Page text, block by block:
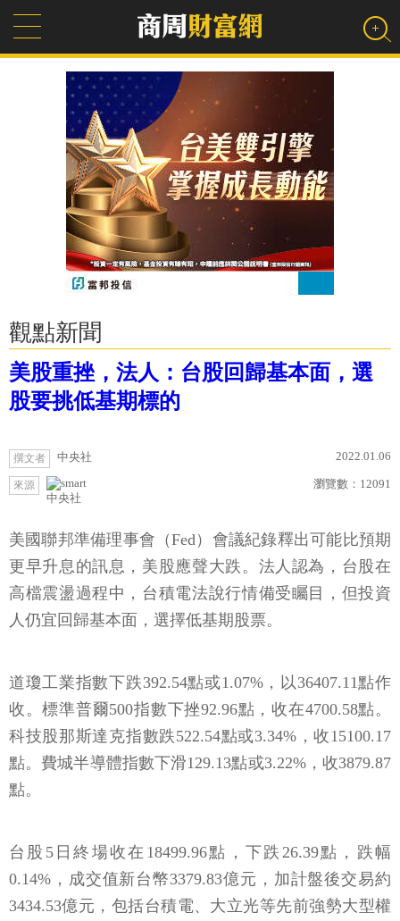
觀點新聞
美股重挫，法人：台股回歸基本面，選
股要挑低基期標的
撰文者 中央社 2022.01.06
來源
中央社
瀏覽數： 12091
美國聯邦準備理事會（Fed）會議紀錄釋出可能比預期
更早升息的訊息，美股應聲大跌。法人認為，台股在
高檔震盪過程中，台積電法說行情備受矚目，但投資
人仍宜回歸基本面，選擇低基期股票。
道瓊工業指數下跌392.54點或1.07%，以36407.11點作
收。標準普爾500指數下挫92.96點，收在4700.58點。
科技股那斯達克指數跌522.54點或3.34%，收15100.17
點。費城半導體指數下滑129.13點或3.22%，收3879.87
點。
台股5日終場收在18499.96點，下跌26.39點，跌幅
0.14%，成交值新台幣3379.83億元，加計盤後交易約
3434.53億元，包括台積電、大立光等先前強勢大型權